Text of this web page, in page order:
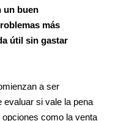
un buen
más
útil sin gastar
a ser
si vale la pena
como la venta